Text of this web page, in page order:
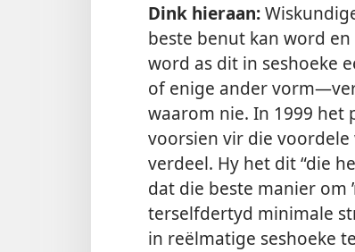
Dink hieraan:
beste benut kan word
word as dit in seshoeke
of enige ander
waarom nie. In 1999 het
voorsien vir die voordele
verdeel. Hy het dit “die
dat die beste manier om
terselfdertyd minimale
in reëlmatige seshoeke